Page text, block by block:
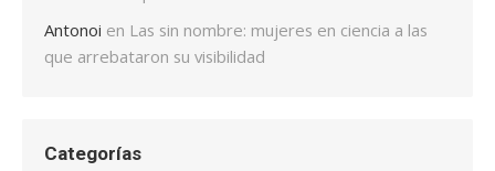
Antonoi en Las sin nombre: mujeres en ciencia a las
que arrebataron su visibilidad
Categorías